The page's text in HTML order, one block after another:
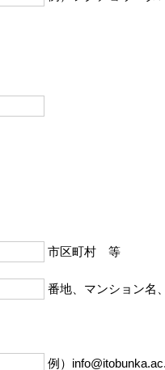
市区町村 等
番地、マンション
例）